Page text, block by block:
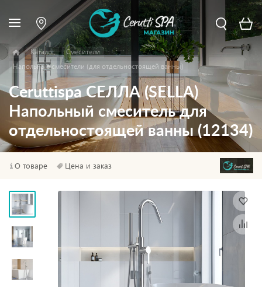
Каталог
Смесители
Напольные смесители (для отдельностоящей ванны)
Ceruttispa СЕЛЛА (SELLA)
Напольный смеситель для
отдельностоящей ванны (12134)
О товаре Цена и заказ